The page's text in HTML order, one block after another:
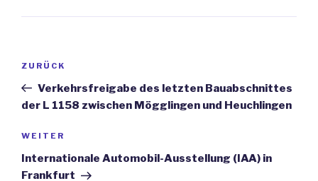
Beitrags-
Vorheriger
Beitrag
ZURÜCK
Verkehrsfreigabe des letzten Bauabschnittes
der L 1158 zwischen Mögglingen und Heuchlingen
Nächster
Beitrag
WEITER
Internationale Automobil-Ausstellung (IAA) in
Frankfurt